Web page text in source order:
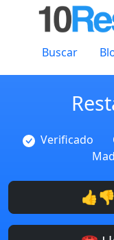
Buscar
Verificado